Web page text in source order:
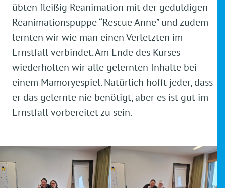
übten fleißig Reanimation mit der geduldigen
Reanimationspuppe “Rescue Anne” und zudem
lernten wir wie man einen Verletzten im
Ernstfall verbindet. Am Ende des Kurses
wiederholten wir alle gelernten Inhalte bei
einem Mamoryespiel. Natürlich hofft jeder, dass
er das gelernte nie benötigt, aber es ist gut im
Ernstfall vorbereitet zu sein.